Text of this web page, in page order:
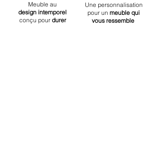
Meuble au
design intemporel
conçu pour durer
Une personnalisation
pour un meuble qui
vous ressemble